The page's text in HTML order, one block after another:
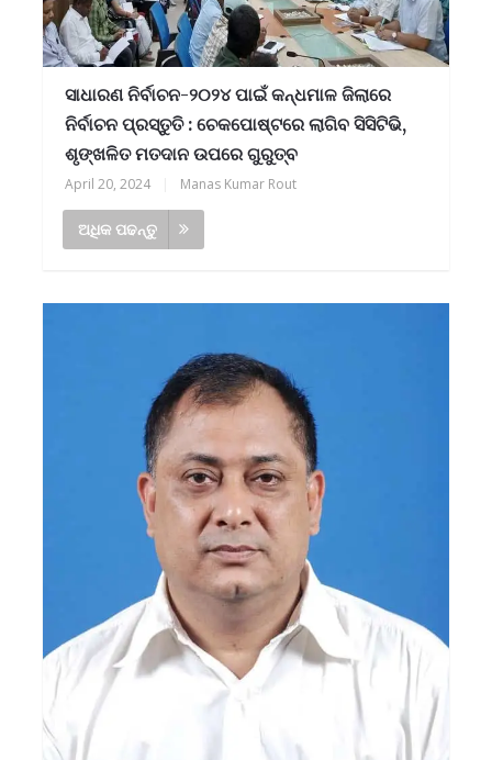
ସାଧାରଣ ନିର୍ବାଚନ-୨୦୨୪ ପାଇଁ କନ୍ଧମାଳ ଜିଲାରେ
ନିର୍ବାଚନ ପ୍ରସ୍ତୁତି : ଚେକପୋଷ୍ଟରେ ଲାଗିବ ସିସିଟିଭି,
ଶୃଙ୍ଖଳିତ ମତଦାନ ଉପରେ ଗୁରୁତ୍ବ
April 20, 2024 Manas Kumar Rout
ଅଧିକ ପଢନ୍ତୁ